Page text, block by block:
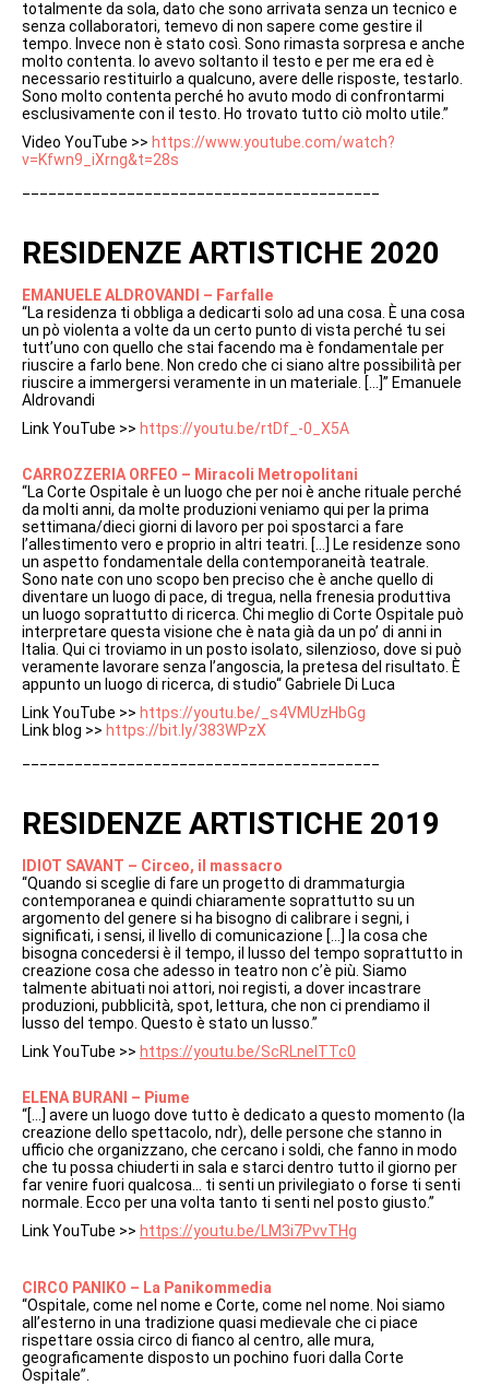
totalmente da sola, dato che sono arrivata senza un tecnico e
senza collaboratori, temevo di non sapere come gestire il
tempo. Invece non è stato così. Sono rimasta sorpresa e anche
molto contenta. Io avevo soltanto il testo e per me era ed è
necessario restituirlo a qualcuno, avere delle risposte, testarlo.
Sono molto contenta perché ho avuto modo di confrontarmi
esclusivamente con il testo. Ho trovato tutto ciò molto utile.”
Video YouTube >> https://www.youtube.com/watch?
v=Kfwn9_iXrng&t=28s
RESIDENZE ARTISTICHE 2020
EMANUELE ALDROVANDI – Farfalle
“La residenza ti obbliga a dedicarti solo ad una cosa. È una cosa
un pò violenta a volte da un certo punto di vista perché tu sei
tutt’uno con quello che stai facendo ma è fondamentale per
riuscire a farlo bene. Non credo che ci siano altre possibilità per
riuscire a immergersi veramente in un materiale. […]” Emanuele
Aldrovandi
Link YouTube >> https://youtu.be/rtDf_-0_X5A
CARROZZERIA ORFEO – Miracoli Metropolitani
“La Corte Ospitale è un luogo che per noi è anche rituale perché
da molti anni, da molte produzioni veniamo qui per la prima
settimana/dieci giorni di lavoro per poi spostarci a fare
l’allestimento vero e proprio in altri teatri. […] Le residenze sono
un aspetto fondamentale della contemporaneità teatrale.
Sono nate con uno scopo ben preciso che è anche quello di
diventare un luogo di pace, di tregua, nella frenesia produttiva
un luogo soprattutto di ricerca. Chi meglio di Corte Ospitale può
interpretare questa visione che è nata già da un po’ di anni in
Italia. Qui ci troviamo in un posto isolato, silenzioso, dove si può
veramente lavorare senza l’angoscia, la pretesa del risultato. È
appunto un luogo di ricerca, di studio“ Gabriele Di Luca
Link YouTube >> https://youtu.be/_s4VMUzHbGg
Link blog >> https://bit.ly/383WPzX
RESIDENZE ARTISTICHE 2019
IDIOT SAVANT – Circeo, il massacro
“Quando si sceglie di fare un progetto di drammaturgia
contemporanea e quindi chiaramente soprattutto su un
argomento del genere si ha bisogno di calibrare i segni, i
significati, i sensi, il livello di comunicazione […] la cosa che
bisogna concedersi è il tempo, il lusso del tempo soprattutto in
creazione cosa che adesso in teatro non c’è più. Siamo
talmente abituati noi attori, noi registi, a dover incastrare
produzioni, pubblicità, spot, lettura, che non ci prendiamo il
lusso del tempo. Questo è stato un lusso.”
Link YouTube >> https://youtu.be/ScRLneITTc0
ELENA BURANI – Piume
“[…] avere un luogo dove tutto è dedicato a questo momento (la
creazione dello spettacolo, ndr), delle persone che stanno in
ufficio che organizzano, che cercano i soldi, che fanno in modo
che tu possa chiuderti in sala e starci dentro tutto il giorno per
far venire fuori qualcosa… ti senti un privilegiato o forse ti senti
normale. Ecco per una volta tanto ti senti nel posto giusto.”
Link YouTube >> https://youtu.be/LM3i7PvvTHg
CIRCO PANIKO – La Panikommedia
“Ospitale, come nel nome e Corte, come nel nome. Noi siamo
all’esterno in una tradizione quasi medievale che ci piace
rispettare ossia circo di fianco al centro, alle mura,
geograficamente disposto un pochino fuori dalla Corte
Ospitale”.